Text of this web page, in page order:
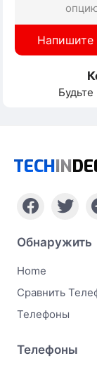
Напишите
TECHIN
Обнаружить
Home
Сравнить
Телефоны
Телефоны